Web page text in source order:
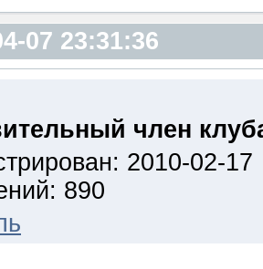
07 23:31:36
член
2010-02-17
890